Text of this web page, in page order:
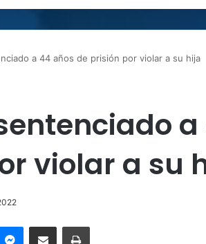
a 44 años de prisión por violar a su hija
violar a su
MessengerCompartir por correo electrónicoImprimir